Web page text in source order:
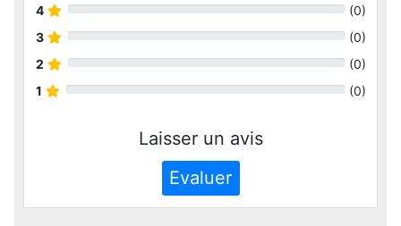
4
(0)
3
(0)
2
(0)
1
(0)
Laisser un avis
Evaluer